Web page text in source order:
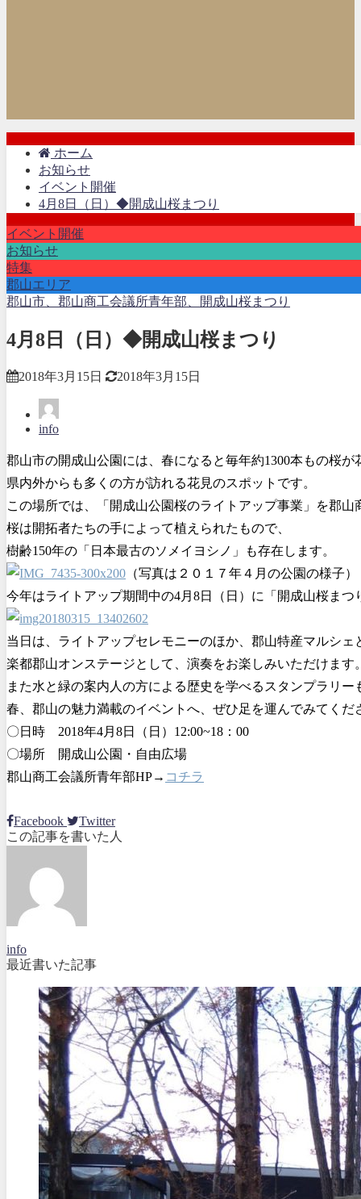
ホーム
お知らせ
イベント開催
4月8日（日）◆開成山桜まつり
イベント開催
お知らせ
特集
郡山エリア
郡山市、郡山商工会議所青年部、開成山桜まつり
4月8日（日）◆開成山桜まつり
2018年3月15日 2018年3月15日
info
郡山市の開成山公園には、春になると毎年約1300本もの桜が
県内外からも多くの方が訪れる花見のスポットです。
この場所では、「開成山公園桜のライトアップ事業」を郡
桜は開拓者たちの手によって植えられたもので、
樹齢150年の「日本最古のソメイヨシノ」も存在します。
（写真は２０１７年４月の公園の様子）
今年はライトアップ期間中の4月8日（日）に「開成山桜ま
当日は、ライトアップセレモニーのほか、郡山特産マルシ
楽都郡山オンステージとして、演奏をお楽しみいただけます
また水と緑の案内人の方による歴史を学べるスタンプラリ
春、郡山の魅力満載のイベントへ、ぜひ足を運んでみてくだ
〇日時 2018年4月8日（日）12:00~18：00
〇場所 開成山公園・自由広場
郡山商工会議所青年部HP→ コチラ
Facebook
Twitter
この記事を書いた人
info
最近書いた記事